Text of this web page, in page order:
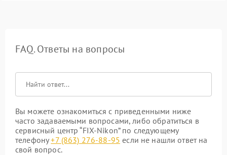
FAQ. Ответы на вопросы
Вы можете ознакомиться с приведенными ниже
часто задаваемыми вопросами, либо обратиться в
сервисный центр “FIX-Nikon” по следующему
телефону+7 (863) 276-88-95 если не нашли ответ на
свой вопрос.